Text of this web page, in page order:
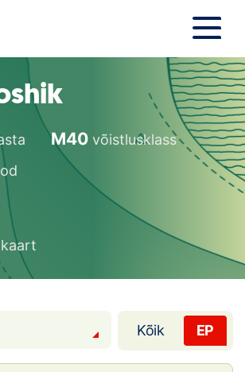
Federation
100!
M40 võistlusklass
Kõik EP